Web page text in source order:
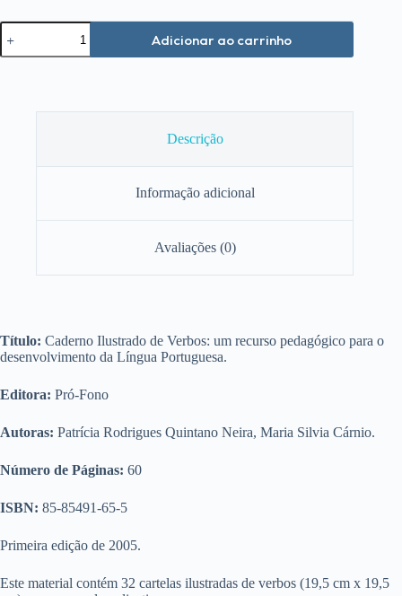
Caderno
Ilustrado
de
completa)
Adicionar ao carrinho
Descrição
Informação adicional
Avaliações (0)
Título: Caderno Ilustrado de Verbos: um recurso pedagógico para o
desenvolvimento da Língua Portuguesa.
Editora: Pró-Fono
Autoras: Patrícia Rodrigues Quintano Neira, Maria Silvia Cárnio.
Número de Páginas: 60
ISBN: 85-85491-65-5
Primeira edição de 2005.
Este material contém 32 cartelas ilustradas de verbos (19,5 cm x 19,5